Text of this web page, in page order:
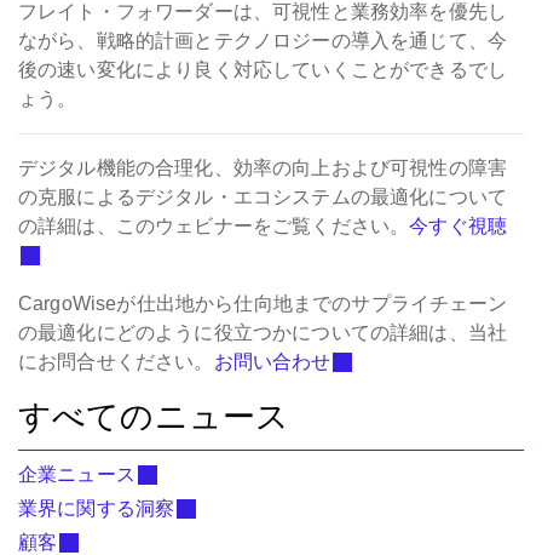
フレイト・フォワーダーは、可視性と業務効率を優先し
ながら、戦略的計画とテクノロジーの導入を通じて、今
後の速い変化により良く対応していくことができるでし
ょう。
デジタル機能の合理化、効率の向上および可視性の障害
の克服によるデジタル・エコシステムの最適化について
の詳細は、このウェビナーをご覧ください。今すぐ視聴
CargoWiseが仕出地から仕向地までのサプライチェーン
の最適化にどのように役立つかについての詳細は、当社
にお問合せください。 お問い合わせ
すべてのニュース
企業ニュース
業界に関する洞察
顧客